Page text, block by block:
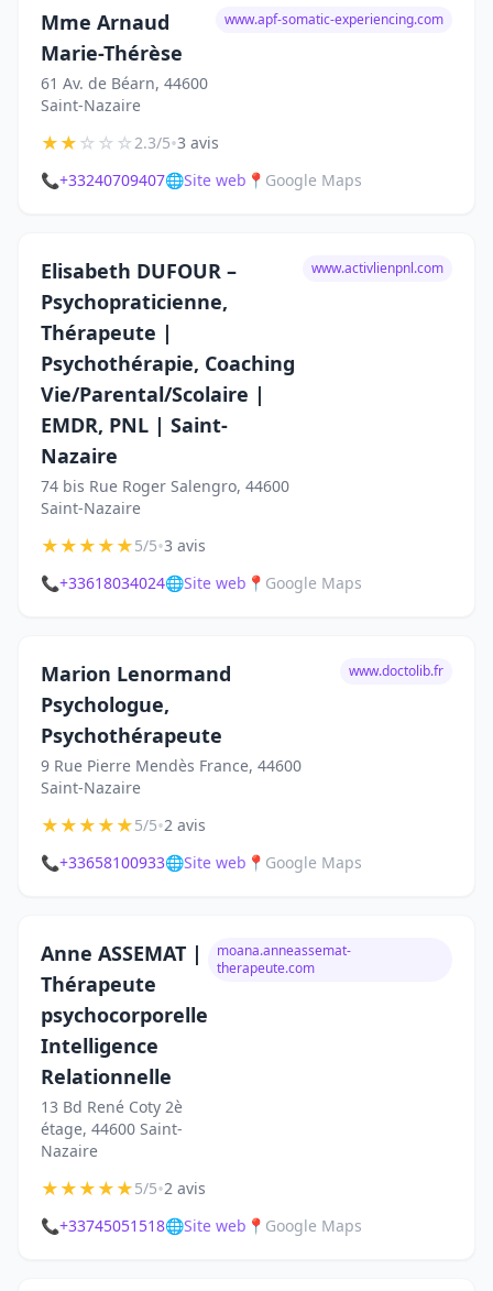
Mme Arnaud
Marie-Thérèse
61 Av. de Béarn, 44600
Saint-Nazaire
www.apf-somatic-experiencing.com
★★☆☆☆2.3/5•3 avis
📞+33240709407🌐Site web 📍 Google Maps
Elisabeth DUFOUR –
Psychopraticienne,
Thérapeute |
Psychothérapie, Coaching
Vie/Parental/Scolaire |
EMDR, PNL | Saint-
Nazaire
74 bis Rue Roger Salengro, 44600
Saint-Nazaire
www.activlienpnl.com
★★★★★5/5•3 avis
📞+33618034024🌐Site web 📍 Google Maps
Marion Lenormand
Psychologue,
Psychothérapeute
9 Rue Pierre Mendès France, 44600
Saint-Nazaire
www.doctolib.fr
★★★★★5/5•2 avis
📞+33658100933🌐Site web 📍 Google Maps
Anne ASSEMAT |
Thérapeute
psychocorporelle
Intelligence
Relationnelle
13 Bd René Coty 2è
étage, 44600 Saint-
Nazaire
moana.anneassemat-
therapeute.com
★★★★★5/5•2 avis
📞+33745051518🌐Site web 📍 Google Maps